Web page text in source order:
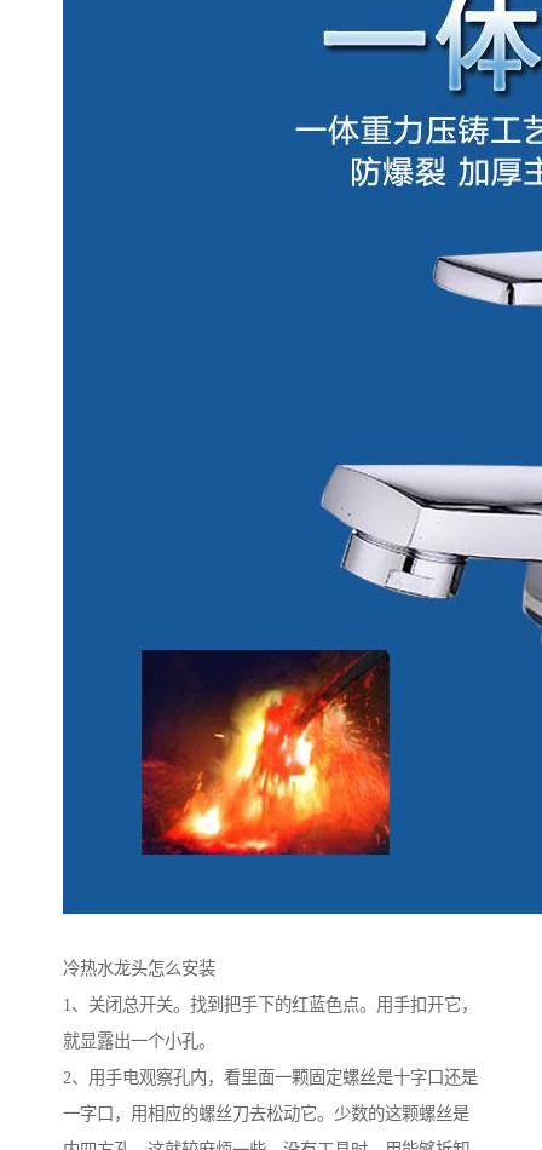
冷热水龙头怎么安装
1、关闭总开关。找到把手下的红蓝色点。用手扣开它，
就显露出一个小孔。
2、用手电观察孔内，看里面一颗固定螺丝是十字口还是
一字口，用相应的螺丝刀去松动它。少数的这颗螺丝是